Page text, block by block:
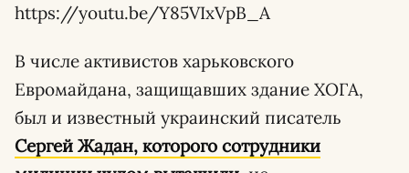
https://youtu.be/Y85VIxVpB_A
В числе активистов харьковского
Евромайдана, защищавших здание ХОГА,
был и известный украинский писатель
Сергей Жадан, которого сотрудники